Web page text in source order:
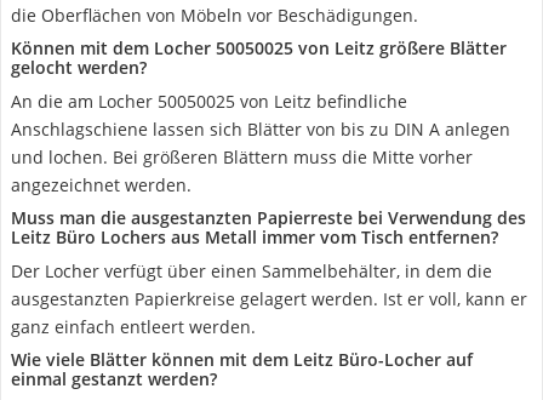
die Oberflächen von Möbeln vor Beschädigungen.
Können mit dem Locher 50050025 von Leitz größere Blätter
gelocht werden?
An die am Locher 50050025 von Leitz befindliche
Anschlagschiene lassen sich Blätter von bis zu DIN A anlegen
und lochen. Bei größeren Blättern muss die Mitte vorher
angezeichnet werden.
Muss man die ausgestanzten Papierreste bei Verwendung des
Leitz Büro Lochers aus Metall immer vom Tisch entfernen?
Der Locher verfügt über einen Sammelbehälter, in dem die
ausgestanzten Papierkreise gelagert werden. Ist er voll, kann er
ganz einfach entleert werden.
Wie viele Blätter können mit dem Leitz Büro-Locher auf
einmal gestanzt werden?